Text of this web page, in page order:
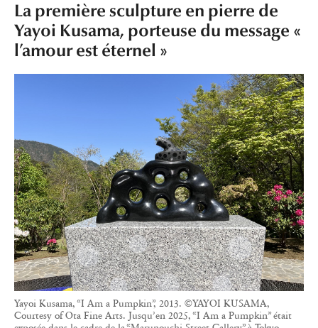
La première sculpture en pierre de
Yayoi Kusama, porteuse du message «
l’amour est éternel »
Yayoi Kusama, “I Am a Pumpkin”, 2013. ©YAYOI KUSAMA,
Courtesy of Ota Fine Arts. Jusqu’en 2025, “I Am a Pumpkin” était